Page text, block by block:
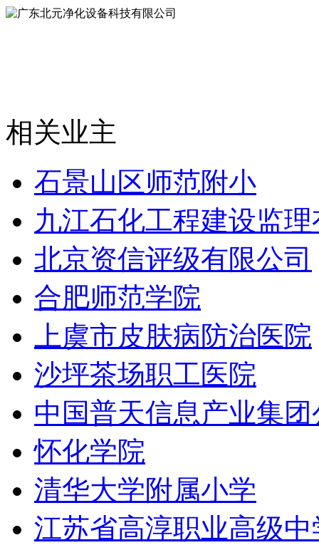
相关业主
石景山区师范附小
九江石化工程建设监
北京资信评级有限公司
合肥师范学院
上虞市皮肤病防治医院
沙坪茶场职工医院
中国普天信息产业集团
怀化学院
清华大学附属小学
江苏省高淳职业高级中